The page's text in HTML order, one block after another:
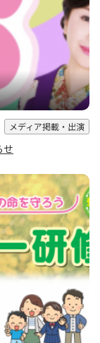
メディア掲載・出演
せ